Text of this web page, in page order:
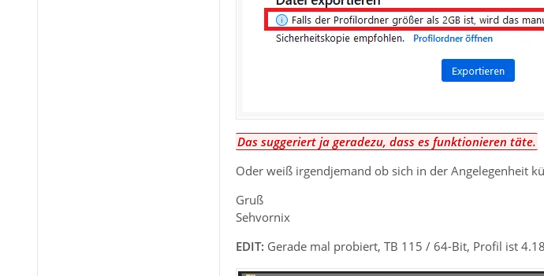
Das suggeriert ja geradezu, dass es funktionieren täte.
Oder weiß irgendjemand ob sich in der Angelegenheit
Gruß
Sehvornix
EDIT: Gerade mal probiert, TB 115 / 64-Bit, Profil ist